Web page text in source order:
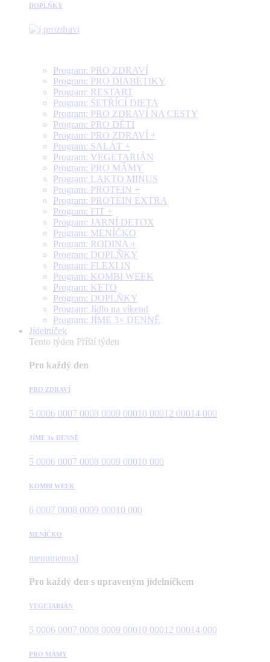
DOPLŇKY
Program: PRO ZDRAVÍ
Program: PRO DIABETIKY
Program: RESTART
Program: ŠETŘÍCÍ DIETA
Program: PRO ZDRAVÍ NA CESTY
Program: PRO DĚTI
Program: PRO ZDRAVÍ +
Program: SALÁT +
Program: VEGETARIÁN
Program: PRO MÁMY
Program: LAKTO MINUS
Program: PROTEIN +
Program: PROTEIN EXTRA
Program: FIT +
Program: JARNÍ DETOX
Program: MENÍČKO
Program: RODINA +
Program: DOPLŇKY
Program: FLEXI IN
Program: KOMBI WEEK
Program: KETO
Program: DOPLŇKY
Program: Jídlo na víkend
Program: JÍME 3× DENNĚ
Jídelníček
Tento týden Příští týden
Pro každý den
PRO ZDRAVÍ
5 0006 0007 0008 0009 00010 00012 00014 000
JÍME 3x DENNĚ
5 0006 0007 0008 0009 00010 000
KOMBI WEEK
6 0007 0008 0009 00010 000
MENÍČKO
menumenuxl
Pro každý den s upraveným jídelníčkem
VEGETARIÁN
5 0006 0007 0008 0009 00010 00012 00014 000
PRO MÁMY